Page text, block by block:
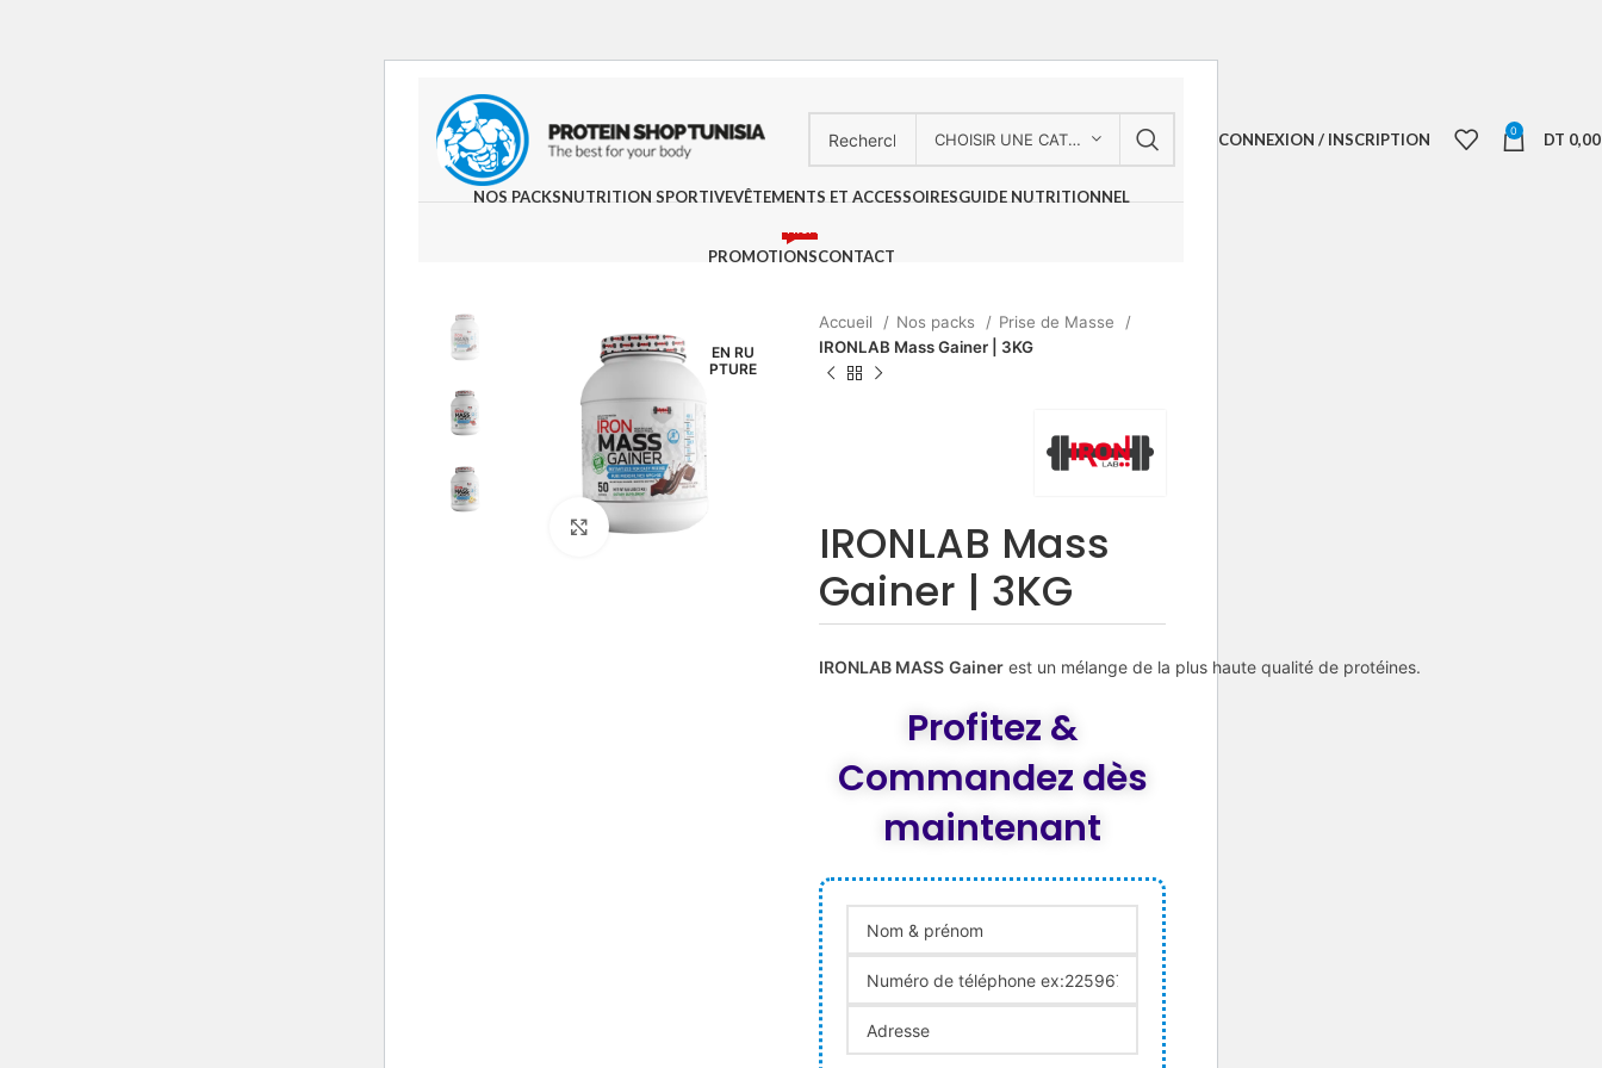
CHOISIR UNE CATÉGORIE CONNEXION / INSCRIPTION 0 DT
NOS PACKSNUTRITION SPORTIVEVÊTEMENTS ET ACCESSOIRESGUIDE NUTRITIONNEL
PROMOTIONSCONTACT
EN RU
PTURE
Agrandir
Accueil Nos packs
Prise de Masse
IRONLAB Mass Gainer | 3KG
IRONLAB Mass
Gainer | 3KG
IRONLAB MASS Gainer est un mélange de la plus haute qualité de protéines.
Profitez &
Commandez dès
maintenant